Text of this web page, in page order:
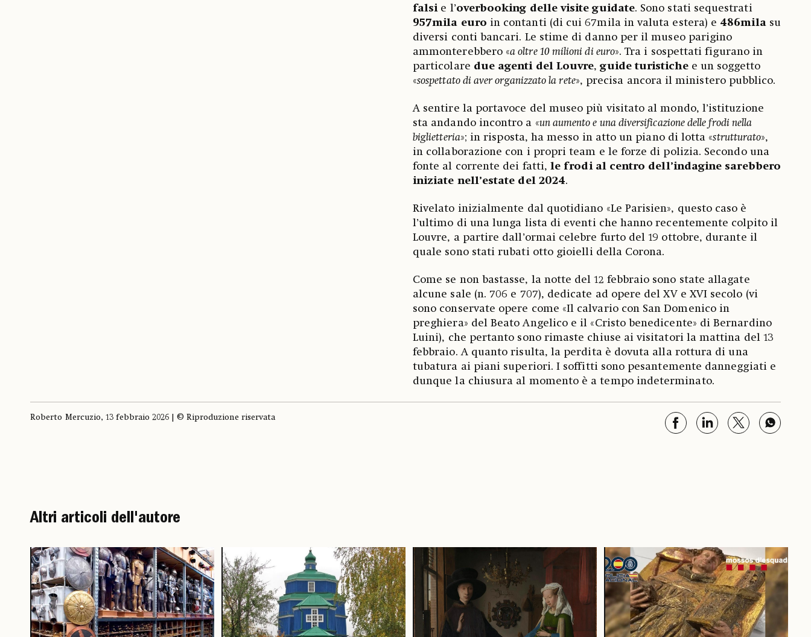
falsie l’overbooking delle visite guidate. Sono stati sequestrati
957mila euro in contanti (di cui 67mila in valuta estera) e 486mila su
diversi conti bancari. Le stime di danno per il museo parigino
ammonterebbero «a oltre 10 milioni di euro». Tra i sospettati figurano in
particolare due agenti del Louvre,guide turistichee un soggetto
«sospettato di aver organizzato la rete», precisa ancora il ministero pubblico.
A sentire la portavoce del museo più visitato al mondo, l’istituzione
sta andando incontro a «un aumento e una diversificazione delle frodi nella
biglietteria»; in risposta, ha messo in atto un piano di lotta «strutturato»,
in collaborazione con i propri team e le forze di polizia. Secondo una
fonte al corrente dei fatti,le frodi al centro dell’indagine sarebbero
iniziate nell’estate del 2024.
Rivelato inizialmente dal quotidiano «Le Parisien», questo caso è
l’ultimo di una lunga lista di eventi che hanno recentemente colpito il
Louvre, a partire dall’ormai celebre furto del 19 ottobre, durante il
quale sono stati rubati otto gioielli della Corona.
Come se non bastasse, la notte del 12 febbraio sono state allagate
alcune sale (n. 706 e 707), dedicate ad opere del XV e XVI secolo (vi
sono conservate opere come «Il calvario con San Domenico in
preghiera» del Beato Angelico e il «Cristo benedicente» di Bernardino
Luini), che pertanto sono rimaste chiuse ai visitatori la mattina del 13
febbraio. A quanto risulta, la perdita è dovuta alla rottura di una
tubatura ai piani superiori. I soffitti sono pesantemente danneggiati e
dunque la chiusura al momento è a tempo indeterminato.
Roberto Mercuzio, 13 febbraio 2026 | © Riproduzione riservata
Altri articoli dell'autore